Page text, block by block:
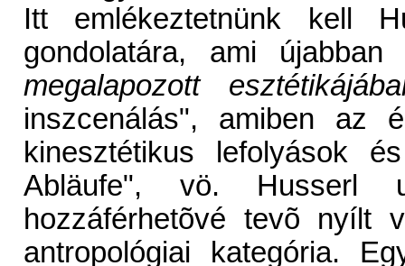
Itt emlékeztetnünk kell
gondolatára, ami
megalapozott
inszcenálás", amiben az
kinesztétikus lefolyások
Abläufe", vö. Husserl
hozzáférhetõvé tevõ nyílt
antropológiai kategória.